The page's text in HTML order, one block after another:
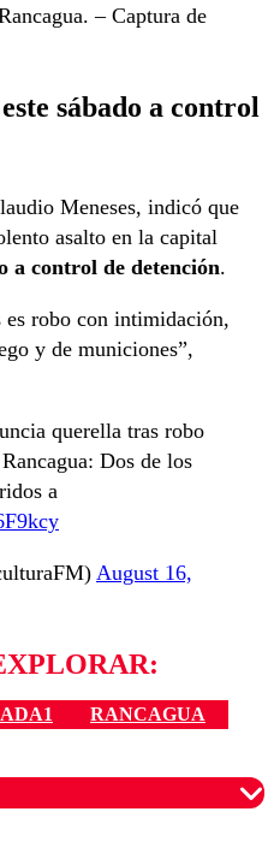
– Captura de
sábado a control
Meneses, indicó que
asalto en la capital
a control de detención.
robo con intimidación,
y de municiones”,
querella tras robo
Dos de los
a
August 16,
RANCAGUA